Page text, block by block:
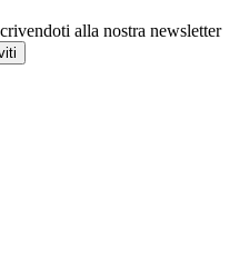
alla nostra newsletter